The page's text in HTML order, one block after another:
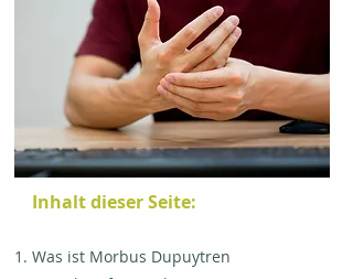
Inhalt dieser Seite:
Was ist Morbus Dupuytren